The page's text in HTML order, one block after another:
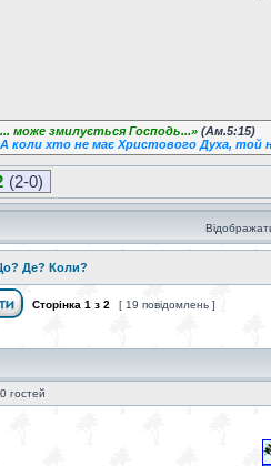
може змилується Господь...» (Ам.5:15)
коли хто не має Христового Духа, той
(2-0)
Де? Коли?
Сторінка 1 з 2 [ 19 повідомлень ]
гостей